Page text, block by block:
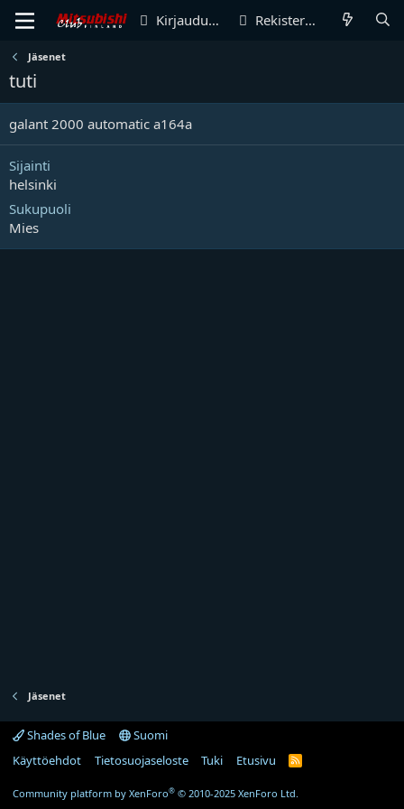
Kirjaudu sisään Rekisteröidy
Jäsenet
tuti
galant 2000 automatic a164a
Sijainti
helsinki
Sukupuoli
Mies
Jäsenet
Shades of Blue
Suomi
Käyttöehdot
Tietosuojaseloste Tuki Etusivu
R
Community platform by XenForo® © 2010-2025 XenForo Ltd.